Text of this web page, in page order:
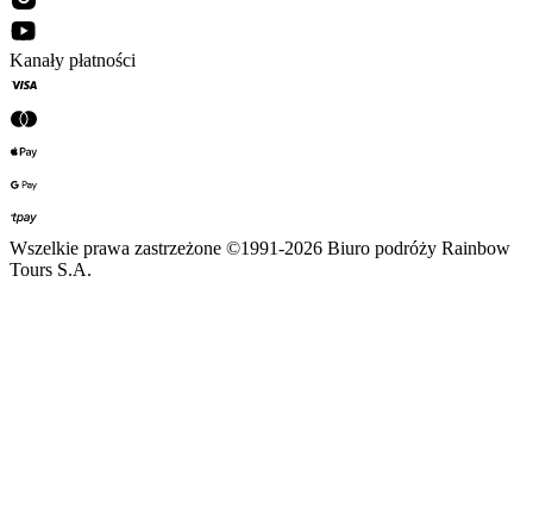
Kanały płatności
Wszelkie prawa zastrzeżone ©1991-2026 Biuro podróży Rainbow
Tours S.A.